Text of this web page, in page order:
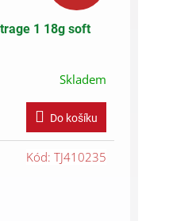
1 18g soft
Skladem
Do košíku
Kód: TJ410235